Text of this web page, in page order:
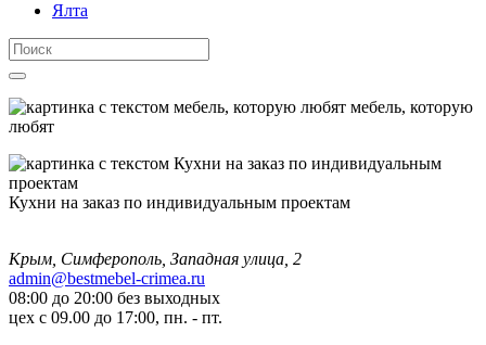
Ялта
мебель, которую
любят
Кухни на заказ по индивидуальным проектам
Крым, Симферополь, Западная улица, 2
admin@bestmebel-crimea.ru
08:00 до 20:00 без выходных
цех с 09.00 до 17:00, пн. - пт.